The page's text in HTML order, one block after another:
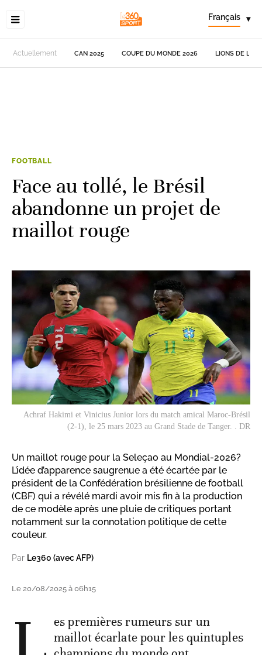
Français ▾
Actuellement CAN 2025 COUPE DU MONDE 2026 LIONS DE
FOOTBALL
Face au tollé, le Brésil
abandonne un projet de
maillot rouge
Achraf Hakimi et Vinicius Junior lors du match amical Maroc-Brésil
(2-1), le 25 mars 2023 au Grand Stade de Tanger. . DR
Un maillot rouge pour la Seleçao au Mondial-2026?
L’idée d’apparence saugrenue a été écartée par le
président de la Confédération brésilienne de football
(CBF) qui a révélé mardi avoir mis fin à la production
de ce modèle après une pluie de critiques portant
notamment sur la connotation politique de cette
couleur.
Par Le360 (avec AFP)
Le 20/08/2025 à 06h15
es premières rumeurs sur un
maillot écarlate pour les quintuples